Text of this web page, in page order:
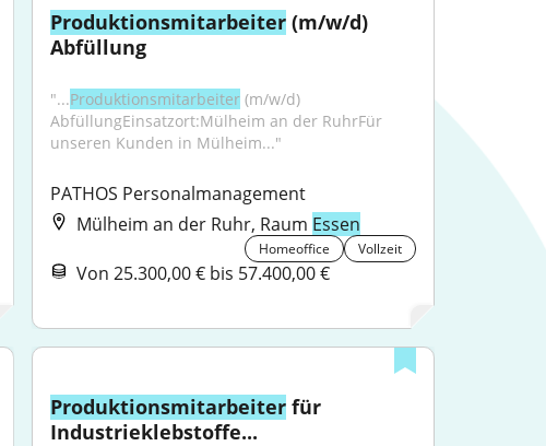
Produktionsmitarbeiter (m/w/d)
Abfüllung
"...Produktionsmitarbeiter (m/w/d)
AbfüllungEinsatzort:Mülheim an der RuhrFür
unseren Kunden in Mülheim..."
PATHOS Personalmanagement
Mülheim an der Ruhr, Raum Essen
Homeoffice Vollzeit
Von 25.300,00 € bis 57.400,00 €
Produktionsmitarbeiter für
Industrieklebstoffe...